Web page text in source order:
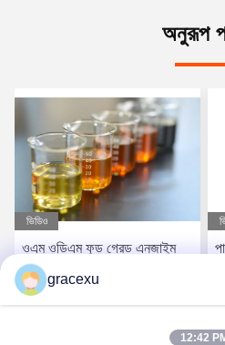
অনুরূপ
ভিডিও
ওএম ওডিএম ফুড গ্রেড এনজাইম
ক্যাটালাস ময়দা ইমপ্রোভর লস এজেন্ট
gracexu
12:42